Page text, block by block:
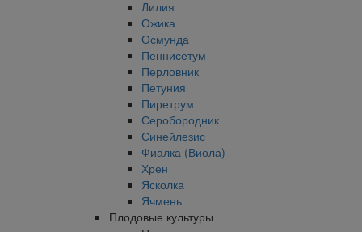
Лилия
Ожика
Осмунда
Пеннисетум
Перловник
Петуния
Пиретрум
Серобородник
Синейлезис
Фиалка (Виола)
Хрен
Ясколка
Ячмень
Плодовые культуры